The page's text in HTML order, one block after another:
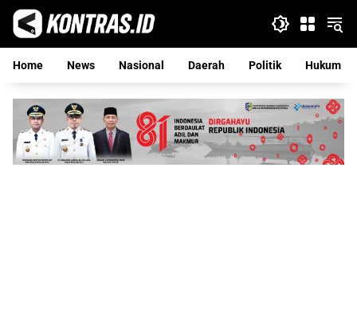
Langsung
konten
Home
News Nasional Daerah Politik Hukum